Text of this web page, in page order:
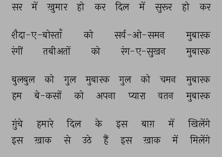
सर
में ख़ुमार हो कर दिल में सुरूर हो कर
शैदा-ए-बोस्ताँ को सर्व-ओ-समन
मुबारक
रंगीं
तबीअतों को रंग-ए-सुख़न मुबारक
बुलबुल को गुल मुबारक गुल को चमन
मुबारक
हम
बे-कसों को अपना प्यारा वतन मुबारक
ग़ुंचे हमारे दिल के इस बाग़ में
खिलेंगे
इस
ख़ाक से उठे हैं इस ख़ाक में मिलेंगे